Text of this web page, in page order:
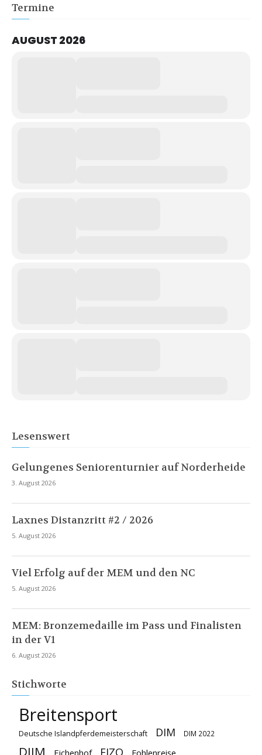
Termine
AUGUST 2026
Lesenswert
Gelungenes Seniorenturnier auf Norderheide
3. August 2026
Laxnes Distanzritt #2 / 2026
5. August 2026
Viel Erfolg auf der MEM und den NC
5. August 2026
MEM: Bronzemedaille im Pass und Finalisten
in der V1
6. August 2026
Stichworte
Breitensport
Deutsche Islandpferdemeisterschaft DIM DIM 2022
DJIM Eichenhof FIZO Fohlenreise